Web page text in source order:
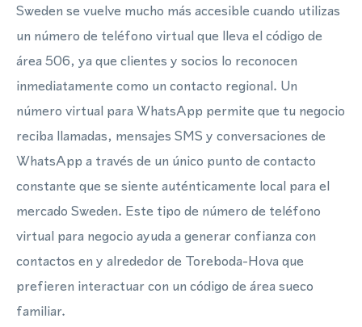
Sweden se vuelve mucho más accesible cuando utilizas
un número de teléfono virtual que lleva el código de
área 506, ya que clientes y socios lo reconocen
inmediatamente como un contacto regional. Un
número virtual para WhatsApp permite que tu negocio
reciba llamadas, mensajes SMS y conversaciones de
WhatsApp a través de un único punto de contacto
constante que se siente auténticamente local para el
mercado Sweden. Este tipo de número de teléfono
virtual para negocio ayuda a generar confianza con
contactos en y alrededor de Toreboda-Hova que
prefieren interactuar con un código de área sueco
familiar.